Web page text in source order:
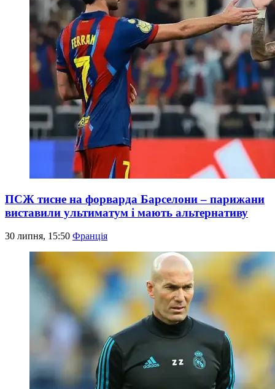
ПСЖ тисне на форварда Барселони – парижани
виставили ультиматум і мають альтернативу
30 липня, 15:50 Франція